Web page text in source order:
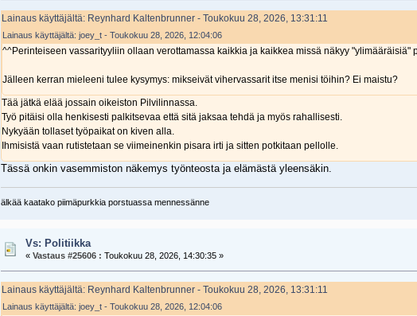
Lainaus käyttäjältä: Reynhard Kaltenbrunner - Toukokuu 28, 2026, 13:31:11
Lainaus käyttäjältä: joey_t - Toukokuu 28, 2026, 12:04:06
^^Perinteiseen vassarityyliin ollaan verottamassa kaikkia ja kaikkea missä näkyy "ylimääräisiä"
Jälleen kerran mieleeni tulee kysymys: mikseivät vihervassarit itse menisi töihin? Ei maistu?
Tää jätkä elää jossain oikeiston Pilvilinnassa.
Työ pitäisi olla henkisesti palkitsevaa että sitä jaksaa tehdä ja myös rahallisesti.
Nykyään tollaset työpaikat on kiven alla.
Ihmisistä vaan rutistetaan se viimeinenkin pisara irti ja sitten potkitaan pellolle.
Tässä onkin vasemmiston näkemys työnteosta ja elämästä yleensäkin.
älkää kaatako piimäpurkkia porstuassa mennessänne
Vs: Politiikka
« Vastaus #25606 : Toukokuu 28, 2026, 14:30:35 »
Lainaus käyttäjältä: Reynhard Kaltenbrunner - Toukokuu 28, 2026, 13:31:11
Lainaus käyttäjältä: joey_t - Toukokuu 28, 2026, 12:04:06